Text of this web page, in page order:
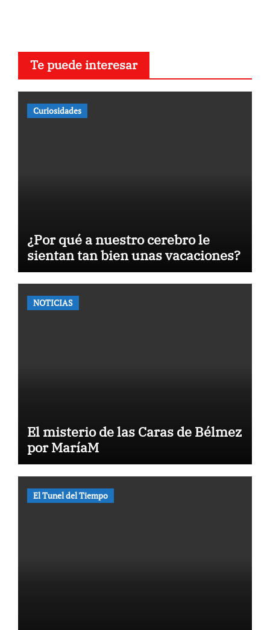
Te puede interesar
Curiosidades
¿Por qué a nuestro cerebro le
sientan tan bien unas vacaciones?
NOTICIAS
El misterio de las Caras de Bélmez
por MaríaM
El Tunel del Tiempo